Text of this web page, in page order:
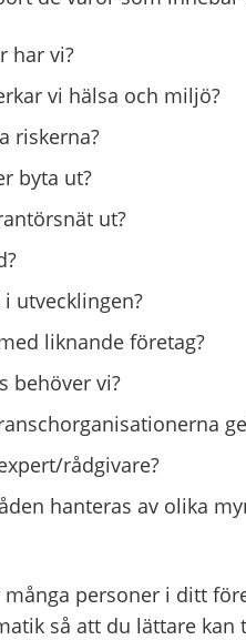
har vi?
vi hälsa och miljö?
riskerna?
byta ut?
ut?
utvecklingen?
liknande företag?
behöver vi?
rådgivare?
hanteras av olika
personer i ditt
så att du lättare